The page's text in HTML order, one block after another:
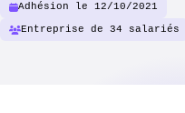
Adhésion le 12/10/2021
Entreprise de 34 salariés